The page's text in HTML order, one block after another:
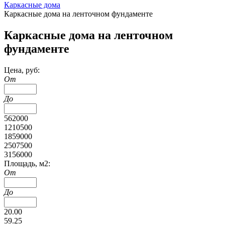
Каркасные дома
Каркасные дома на ленточном фундаменте
Каркасные дома на ленточном
фундаменте
Цена, руб:
От
До
562000
1210500
1859000
2507500
3156000
Площадь, м2:
От
До
20.00
59.25